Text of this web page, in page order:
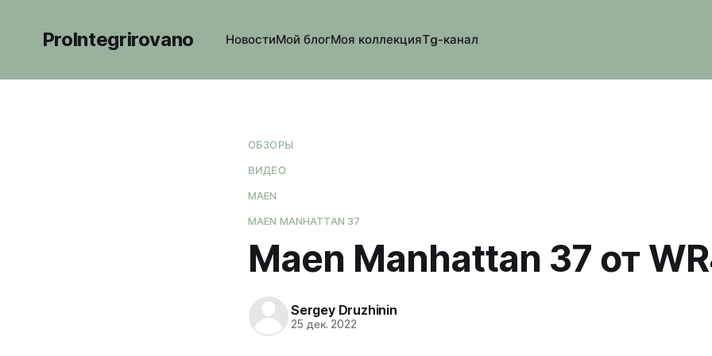
ProIntegrirovano НовостиМой блогМоя коллекцияTg-канал
ОБЗОРЫ
ВИДЕО
MAEN
MAEN MANHATTAN 37
Maen Manhattan 37 от
Sergey Druzhinin
25 дек. 2022